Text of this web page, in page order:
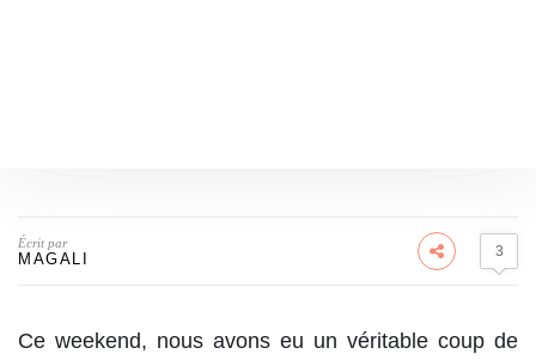
Écrit par
MAGALI 3
Ce weekend, nous avons eu un véritable coup de